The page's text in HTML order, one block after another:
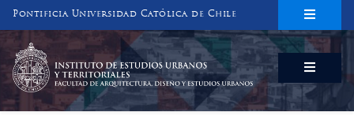
Pontificia Universidad Católica de Chile
INSTITUTO DE ESTUDIOS URBANOS
Y TERRITORIALES